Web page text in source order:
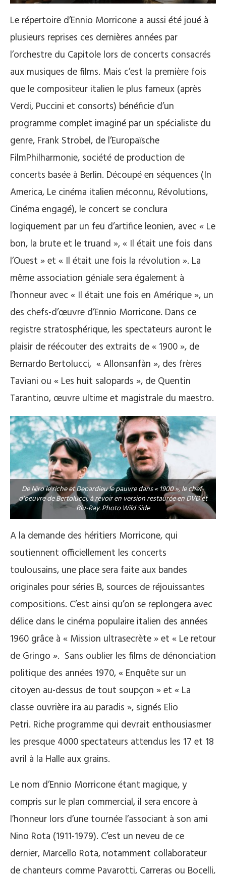
Le répertoire d’Ennio Morricone a aussi été joué à
plusieurs reprises ces dernières années par
l’orchestre du Capitole lors de concerts consacrés
aux musiques de films. Mais c’est la première fois
que le compositeur italien le plus fameux (après
Verdi, Puccini et consorts) bénéficie d’un
programme complet imaginé par un spécialiste du
genre, Frank Strobel, de l’Europaïsche
FilmPhilharmonie, société de production de
concerts basée à Berlin. Découpé en séquences (In
America, Le cinéma italien méconnu, Révolutions,
Cinéma engagé), le concert se conclura
logiquement par un feu d’artifice leonien, avec « Le
bon, la brute et le truand », « Il était une fois dans
l’Ouest » et « Il était une fois la révolution ». La
même association géniale sera également à
l’honneur avec « Il était une fois en Amérique », un
des chefs-d’œuvre d’Ennio Morricone. Dans ce
registre stratosphérique, les spectateurs auront le
plaisir de réécouter des extraits de « 1900 », de
Bernardo Bertolucci, « Allonsanfàn », des frères
Taviani ou « Les huit salopards », de Quentin
Tarantino, œuvre ultime et magistrale du maestro.
De Niro le riche et Depardieu le pauvre dans « 1900 », le chef-
d’oeuvre de Bertolucci, à revoir en version restaurée en DVD et
Blu-Ray. Photo Wild Side
A la demande des héritiers Morricone, qui
soutiennent officiellement les concerts
toulousains, une place sera faite aux bandes
originales pour séries B, sources de réjouissantes
compositions. C’est ainsi qu’on se replongera avec
délice dans le cinéma populaire italien des années
1960 grâce à « Mission ultrasecrète » et « Le retour
de Gringo ». Sans oublier les films de dénonciation
politique des années 1970, « Enquête sur un
citoyen au-dessus de tout soupçon » et « La
classe ouvrière ira au paradis », signés Elio
Petri. Riche programme qui devrait enthousiasmer
les presque 4000 spectateurs attendus les 17 et 18
avril à la Halle aux grains.
Le nom d’Ennio Morricone étant magique, y
compris sur le plan commercial, il sera encore à
l’honneur lors d’une tournée l’associant à son ami
Nino Rota (1911-1979). C’est un neveu de ce
dernier, Marcello Rota, notamment collaborateur